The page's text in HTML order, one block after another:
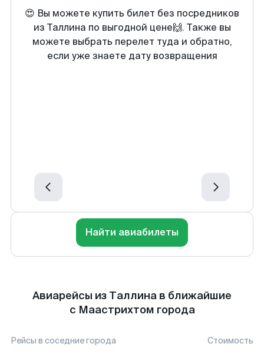
😍 Вы можете купить билет без посредников
из Таллина по выгодной цене🙌. Также вы
можете выбрать перелет туда и обратно,
если уже знаете дату возвращения
Найти авиабилеты
Авиарейсы из Таллина в ближайшие
с Маастрихтом города
Рейсы в соседние города Стоимость